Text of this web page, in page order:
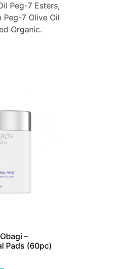
Peg-7 Esters,
Peg-7 Olive Oil
Organic.
–
Pads (60pc)